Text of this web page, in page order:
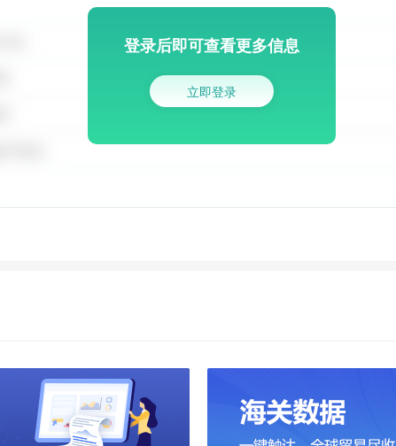
登录后即可查看更多信息
立即登录